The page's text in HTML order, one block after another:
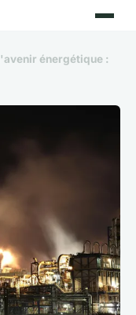
énergétique :